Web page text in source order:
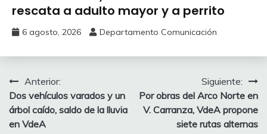
‎rescata a adulto mayor y a perrito
6 agosto, 2026 Departamento Comunicación
Navegación
de
entradas
Anterior:
Dos vehículos varados y un
árbol caído, saldo de la lluvia
en VdeA
Siguiente:
Por obras del Arco Norte en
V. Carranza, VdeA propone
siete rutas alternas